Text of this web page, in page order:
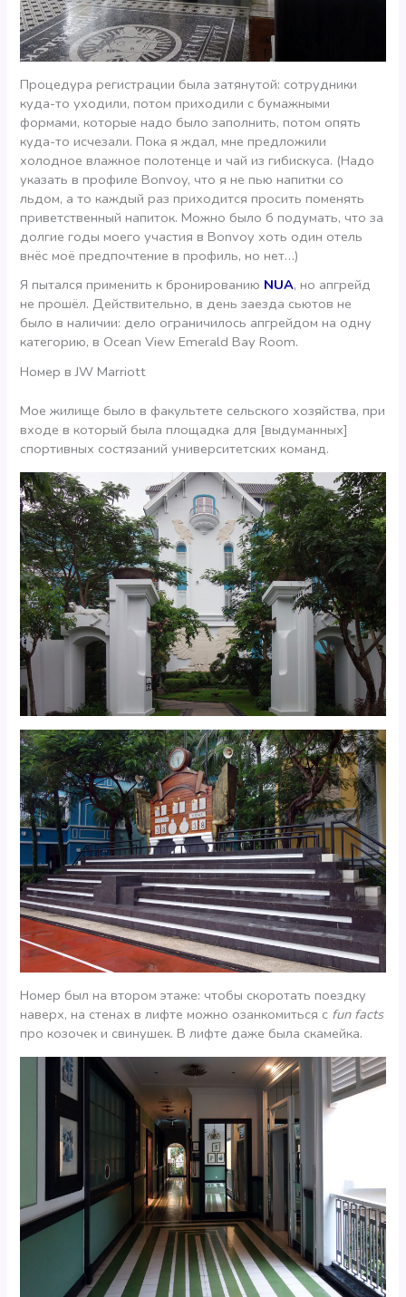
Процедура регистрации была затянутой: сотрудники
куда-то уходили, потом приходили с бумажными
формами, которые надо было заполнить, потом опять
куда-то исчезали. Пока я ждал, мне предложили
холодное влажное полотенце и чай из гибискуса. (Надо
указать в профиле Bonvoy, что я не пью напитки со
льдом, а то каждый раз приходится просить поменять
приветственный напиток. Можно было б подумать, что за
долгие годы моего участия в Bonvoy хоть один отель
внёс моё предпочтение в профиль, но нет…)
Я пытался применить к бронированию NUA, но апгрейд
не прошёл. Действительно, в день заезда сьютов не
было в наличии: дело ограничилось апгрейдом на одну
категорию, в Ocean View Emerald Bay Room.
Номер в JW Marriott
Мое жилище было в факультете сельского хозяйства, при
входе в который была площадка для [выдуманных]
спортивных состязаний университетских команд.
Номер был на втором этаже: чтобы скоротать поездку
наверх, на стенах в лифте можно озанкомиться с fun facts
про козочек и свинушек. В лифте даже была скамейка.